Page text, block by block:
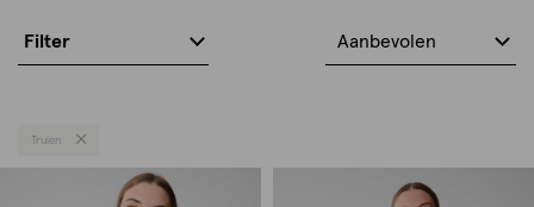
Filter Aanbevolen
Truien